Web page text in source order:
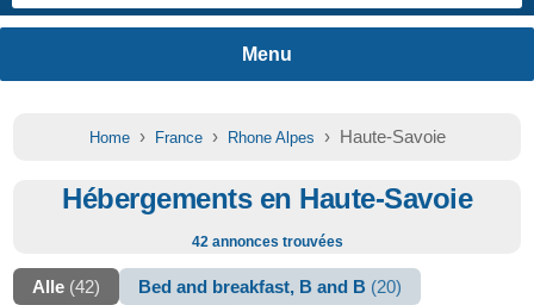
Home› France› Rhone Alpes › Haute-Savoie
Hébergements en Haute-Savoie
42 annonces trouvées
Alle (42) Bed and breakfast, B and B (20)